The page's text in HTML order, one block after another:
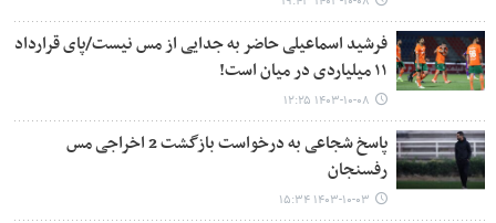
فرشید اسماعیلی حاضر به جدایی از مس نیست/پای قرارداد
۱۱ میلیاردی در میان است!
۱۴۰۳-۱۰-۰۸ ۱۲:۲۵
پاسخ شجاعی به درخواست بازگشت 2 اخراجی مس
رفسنجان
۱۴۰۳-۱۰-۰۳ ۱۵:۳۴